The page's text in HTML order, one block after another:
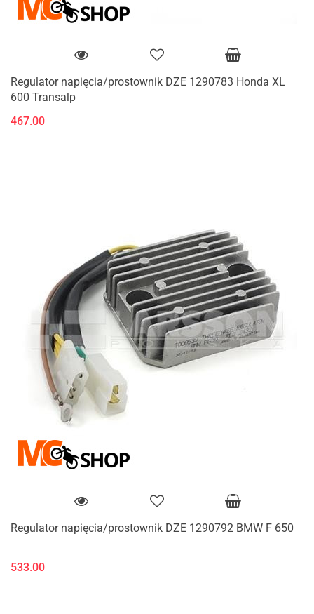
Regulator napięcia/prostownik DZE 1290783 Honda XL
600 Transalp
467.00
Regulator napięcia/prostownik DZE 1290792 BMW F 650
533.00